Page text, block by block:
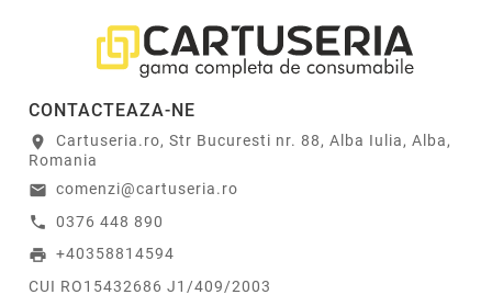
CONTACTEAZA-NE
location_on
Cartuseria.ro, Str Bucuresti nr. 88, Alba Iulia, Alba,
Romania
email comenzi@cartuseria.ro
call 0376 448 890
print +40358814594
CUI RO15432686 J1/409/2003